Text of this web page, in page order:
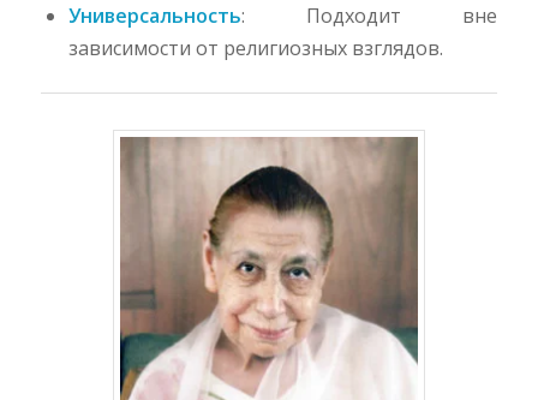
Универсальность: Подходит вне
зависимости от религиозных взглядов.